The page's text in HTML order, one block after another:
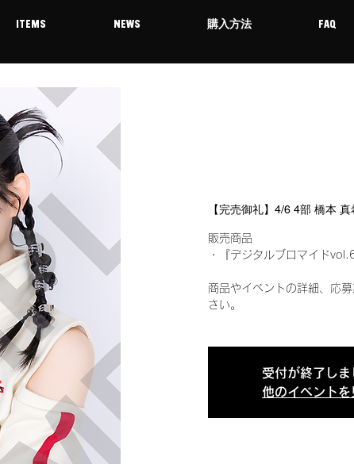
ITEMS NEWS 購入方法 FAQ
【完売御礼】4/6 4部 橋本
販売商品
・『デジタルブロマイド
商品やイベントの詳細、応
さい。
受付が終了しま
他のイベントを